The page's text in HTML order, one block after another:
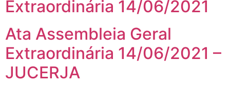
Extraordinária 14/06/2021
Ata Assembleia Geral
Extraordinária 14/06/2021 –
JUCERJA